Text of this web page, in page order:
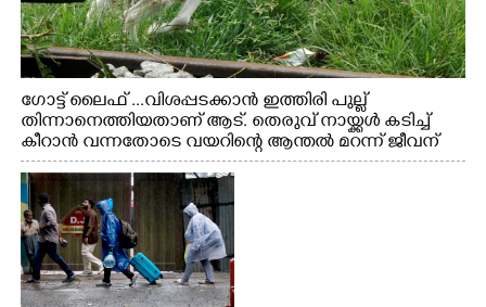
ഗോട്ട് ലൈഫ് ...വിശപ്പടക്കാൻ ഇത്തിരി പുല്ല്
തിന്നാനെത്തിയതാണ് ആട്. തെരുവ് നായ്ക്കൾ കടിച്ച്
കീറാൻ വന്നതോടെ വയറിന്റെ ആന്തൽ മറന്ന് ജീവന്
വേണ്ടിയായി ഓട്ടം. എറണാകുളം വാത്തുരുത്തിയിൽ
നിന്നുള്ള കാഴ്ച